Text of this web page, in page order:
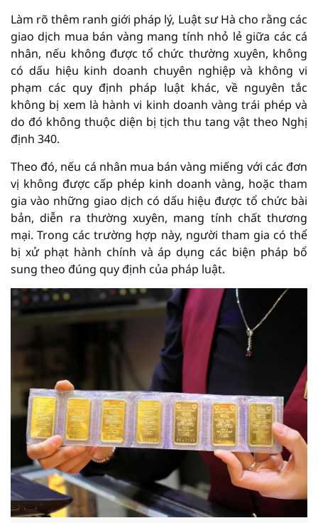
Làm rõ thêm ranh giới pháp lý, Luật sư Hà cho rằng các
giao dịch mua bán vàng mang tính nhỏ lẻ giữa các cá
nhân, nếu không được tổ chức thường xuyên, không
có dấu hiệu kinh doanh chuyên nghiệp và không vi
phạm các quy định pháp luật khác, về nguyên tắc
không bị xem là hành vi kinh doanh vàng trái phép và
do đó không thuộc diện bị tịch thu tang vật theo Nghị
định 340.
Theo đó, nếu cá nhân mua bán vàng miếng với các đơn
vị không được cấp phép kinh doanh vàng, hoặc tham
gia vào những giao dịch có dấu hiệu được tổ chức bài
bản, diễn ra thường xuyên, mang tính chất thương
mại. Trong các trường hợp này, người tham gia có thể
bị xử phạt hành chính và áp dụng các biện pháp bổ
sung theo đúng quy định của pháp luật.